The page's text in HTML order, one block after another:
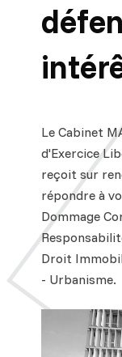
Le Cabinet
d'Exercice
reçoit sur
répondre à
Dommage
Droit
- Urbanisme.